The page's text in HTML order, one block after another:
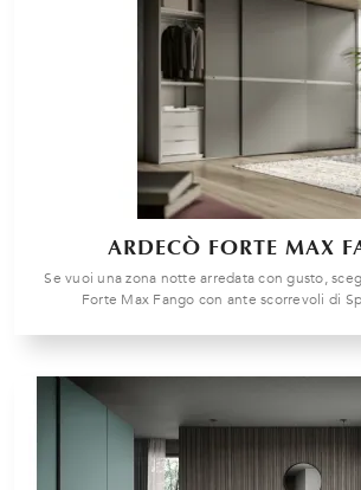
ARDECÒ FORTE MAX
Se vuoi una zona notte arredata con gusto,
Forte Max Fango con ante scorrevoli di